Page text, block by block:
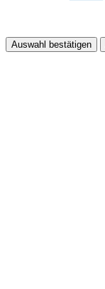
Auswahl bestätigen